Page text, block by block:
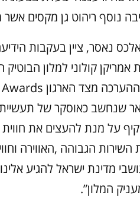
נוסף ריהוט גן מקסים אשר
נאסר, ציין בעקבות
שנחשב כאוסקר של
על מנת להעצים את חווית
הגבוהה ,האווירה
מדינת ישראל להגיע
המלון”.